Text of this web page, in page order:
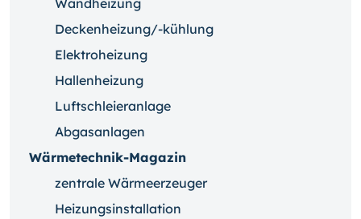
Wandheizung
Deckenheizung/-kühlung
Elektroheizung
Hallenheizung
Luftschleieranlage
Abgasanlagen
Wärmetechnik-Magazin
zentrale Wärmeerzeuger
Heizungsinstallation